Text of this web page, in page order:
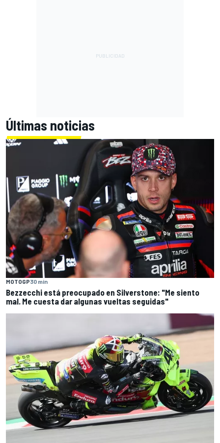
Últimas noticias
MOTOGP30 min
Bezzecchi está preocupado en Silverstone: "Me siento
mal. Me cuesta dar algunas vueltas seguidas"